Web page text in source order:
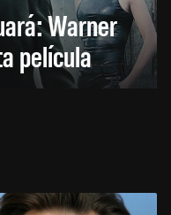
Warner
película